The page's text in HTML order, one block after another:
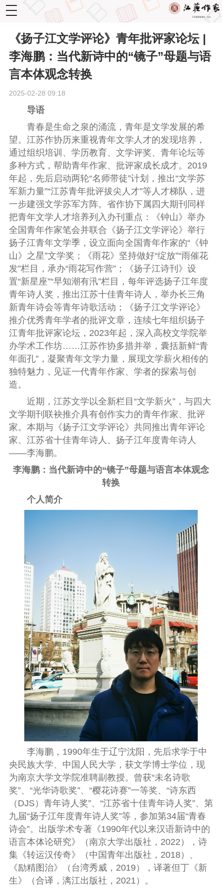
toggle
navigation
《扬子江文学评论》青年批评家论坛 |
李海鹏：当代新诗中的“镜子”母题与语
言本体观念转换
2025-02-28 09:18
导语
青春是生命之泉的涌流，青年是文学发展的希
望。江苏作协历来重视青年文学人才的发现培养，
通过组织培训、学历教育、文学评奖、青年论坛等
多种方式，帮助青年作家、批评家成长成才。2019
年起，先后启动两轮“名师带徒”计划，推出“文学苏
军新力量”“江苏青年批评拔尖人才”等人才梯队，进
一步建强文学苏军方阵。省作协下属四大期刊同样
把青年文学人才培养列入办刊重点：《钟山》举办
全国青年作家笔会并联合《扬子江文学评论》举行
扬子江青年文学季，设立面向全国青年作家的“《钟
山》之星”文学奖；《雨花》坚持做好“绽放”“雨催花
发”栏目，承办“雨花写作营”；《扬子江诗刊》设
置“新星座”“早知潮有汛”栏目，每年评选扬子江年度
青年诗人奖，推出江苏十佳青年诗人，举办长三角
新青年诗会等青年诗歌活动；《扬子江文学评论》
推介优秀青年学者的批评文章，连续七年组织扬子
江青年批评家论坛，2023年起，深入高校文学院举
办学术工作坊……江苏作协多措并举，囊括新鲜“青
年面孔”，凝聚青年文学力量，展现文学薪火相传的
独特魅力，见证一代青年作家、学者的探索与创
造。
近期，江苏文学以全新栏目“文学新火”，与四大
文学期刊联袂推介具有创作实力的青年作家、批评
家。本期与《扬子江文学评论》共同推出青年评论
家、 江苏省十佳青年诗人、扬子江年度青年诗人
——李海鹏。
李海鹏：当代新诗中的“镜子”母题与语言本体观念
转换
个人简介
李海鹏，1990年生于辽宁沈阳，先后求学于中
央民族大学、中国人民大学，获文学博士学位，现
为南京大学文学院准聘副教授。曾获“未名诗歌
奖”、“光华诗歌奖”、“樱花诗赛”一等奖、“诗东西
（DJS）青年诗人奖”、“江苏省十佳青年诗人奖”、第
九届“扬子江年度青年诗人奖”等，参加第34届“青春
诗会”。出版学术专著《1990年代以来汉语新诗中的
语言本体论研究》（南京大学出版社，2022），诗
集《转运汉传奇》（中国青年出版社，2018）、
《励精图治》（台湾秀威，2019），译著但丁《新
生》（合译，漓江出版社，2021）。